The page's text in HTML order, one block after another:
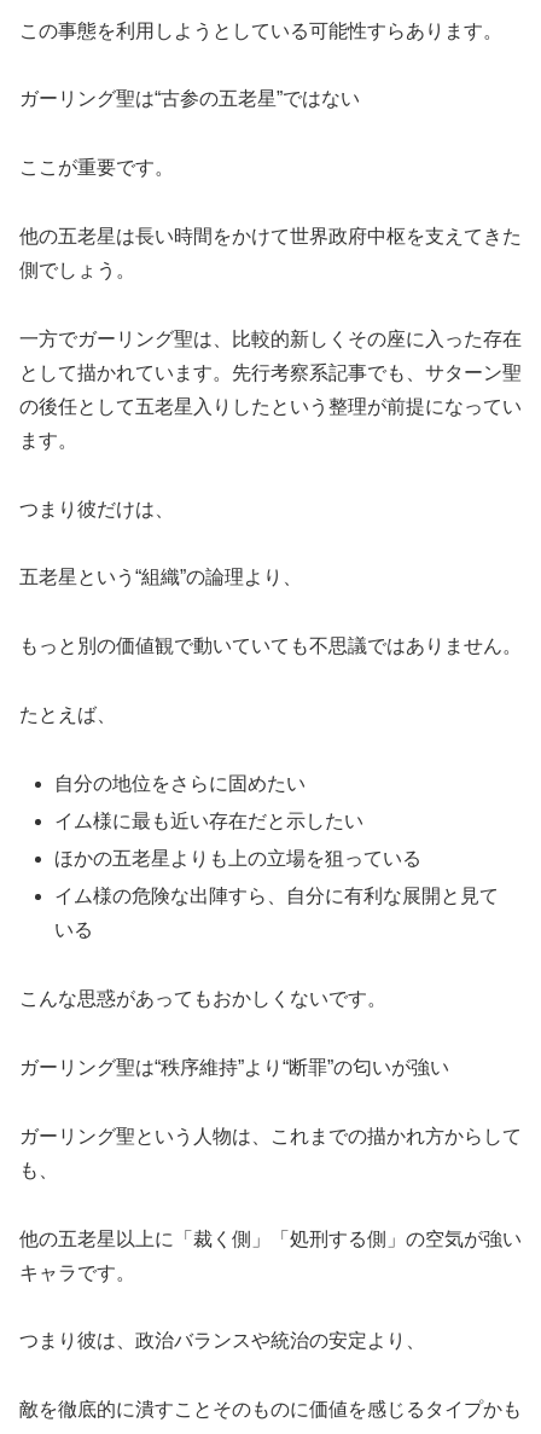
この事態を利用しようとしている可能性すらあります。
ガーリング聖は“古参の五老星”ではない
ここが重要です。
他の五老星は長い時間をかけて世界政府中枢を支えてきた
側でしょう。
一方でガーリング聖は、比較的新しくその座に入った存在
として描かれています。先行考察系記事でも、サターン聖
の後任として五老星入りしたという整理が前提になってい
ます。
つまり彼だけは、
五老星という“組織”の論理より、
もっと別の価値観で動いていても不思議ではありません。
たとえば、
自分の地位をさらに固めたい
イム様に最も近い存在だと示したい
ほかの五老星よりも上の立場を狙っている
イム様の危険な出陣すら、自分に有利な展開と見て
いる
こんな思惑があってもおかしくないです。
ガーリング聖は“秩序維持”より“断罪”の匂いが強い
ガーリング聖という人物は、これまでの描かれ方からして
も、
他の五老星以上に「裁く側」「処刑する側」の空気が強い
キャラです。
つまり彼は、政治バランスや統治の安定より、
敵を徹底的に潰すことそのものに価値を感じるタイプかも